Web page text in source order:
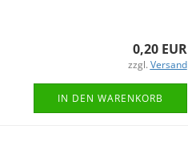
0,20 EUR
zzgl. Versand
IN DEN WARENKORB